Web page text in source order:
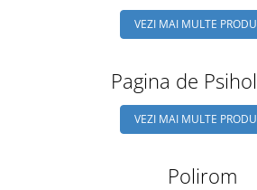
VEZI MAI MULTE
Pagina de
VEZI MAI MULTE
Polirom